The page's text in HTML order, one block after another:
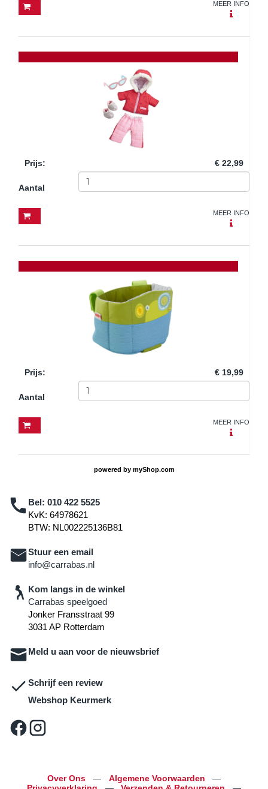
MEER INFO
Prijs: € 22,99
Aantal
MEER INFO
Prijs: € 19,99
Aantal
MEER INFO
powered by myShop.com
Bel: 010 422 5525
KvK: 64978621
BTW: NL002225136B81
Stuur een email
info@carrabas.nl
Kom langs in de winkel
Carrabas speelgoed
Jonker Fransstraat 99
3031 AP Rotterdam
Meld u aan voor de nieuwsbrief
Schrijf een review
Webshop Keurmerk
Over Ons — Algemene Voorwaarden
—